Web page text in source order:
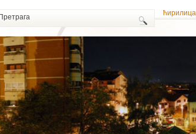
ћирилица